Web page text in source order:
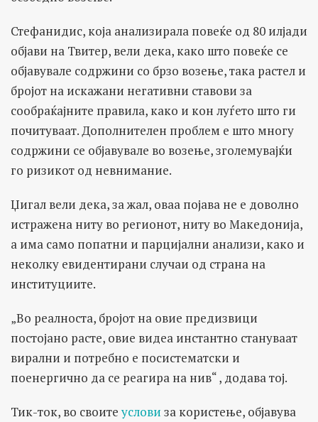
Стефанидис, која анализирала повеќе од 80 илјади
објави на Твитер, вели дека, како што повеќе се
објавувале содржини со брзо возење, така растел и
бројот на искажани негативни ставови за
сообраќајните правила, како и кон луѓето што ги
почитуваат. Дополнителен проблем е што многу
содржини се објавувале во возење, зголемувајќи
го ризикот од невнимание.
Џигал вели дека, за жал, оваа појава не е доволно
истражена ниту во регионот, ниту во Македонија,
а има само попатни и парцијални анализи, како и
неколку евидентирани случаи од страна на
институциите.
„Во реалноста, бројот на овие предизвици
постојано расте, овие видеа инстантно стануваат
вирални и потребно е посистематски и
поенергично да се реагира на нив“ , додава тој.
Тик-ток, во своитеуслови за користење, објавува